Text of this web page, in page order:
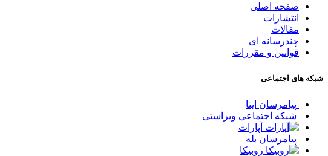
صفحه اصلی
انتشارات
مقالات
چندرسانه ای
قوانین و مقررات
شبکه های اجتماعی
پیامرسان ایتا
شبکه اجتماعی ویراستی
آپارات
پیامرسان بله
روبیکا